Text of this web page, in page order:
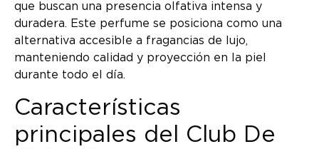
que buscan una presencia olfativa intensa y
duradera. Este perfume se posiciona como una
alternativa accesible a fragancias de lujo,
manteniendo calidad y proyección en la piel
durante todo el día.
Características
principales del Club De